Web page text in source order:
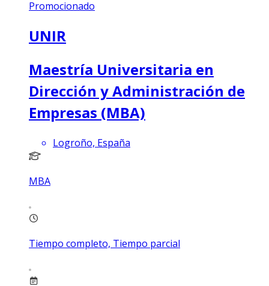
Promocionado
UNIR
Maestría Universitaria en
Dirección y Administración de
Empresas (MBA)
Logroño, España
MBA
Tiempo completo, Tiempo parcial